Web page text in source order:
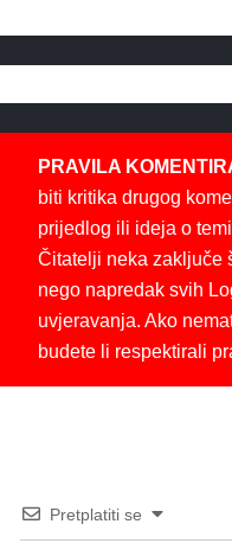
PRAVILA
biti kritika drugog
prijedlog ili ideja o
Čitatelji neka zaključe
nego napredak svih
uvjeravanja. Ako
budete li respektirali
Pretplatiti se